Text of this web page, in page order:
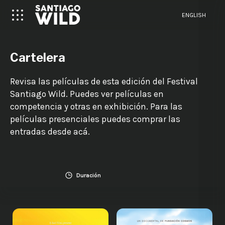
ENGLISH
Cartelera
Revisa las películas de esta edición del Festival
Santiago Wild. Puedes ver películas en
competencia y otras en exhibición. Para las
películas presenciales puedes comprar las
entradas desde acá.